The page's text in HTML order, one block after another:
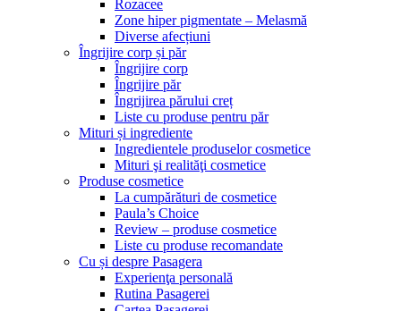
Rozacee
Zone hiper pigmentate – Melasmă
Diverse afecțiuni
Îngrijire corp și păr
Îngrijire corp
Îngrijire păr
Îngrijirea părului creț
Liste cu produse pentru păr
Mituri și ingrediente
Ingredientele produselor cosmetice
Mituri şi realităţi cosmetice
Produse cosmetice
La cumpărături de cosmetice
Paula’s Choice
Review – produse cosmetice
Liste cu produse recomandate
Cu și despre Pasagera
Experienţa personală
Rutina Pasagerei